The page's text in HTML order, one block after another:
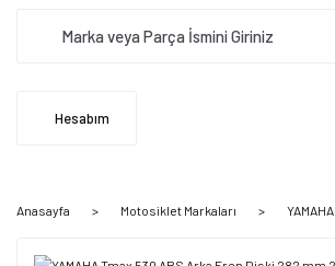
Hesabım
Anasayfa Motosiklet Markaları YAMAHA